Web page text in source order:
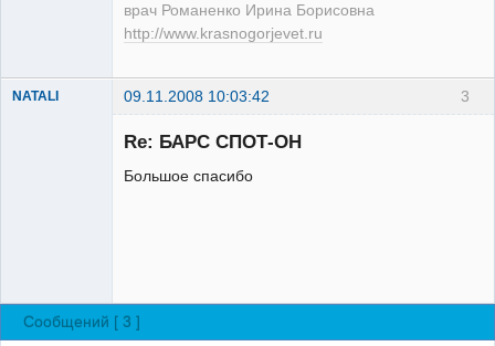
врач Романенко Ирина Борисовна
http://www.krasnogorjevet.ru
3
NATALI 09.11.2008 10:03:42
Зарегистрированный
Re: БАРС СПОТ-ОН
Большое спасибо
Сообщений [ 3 ]